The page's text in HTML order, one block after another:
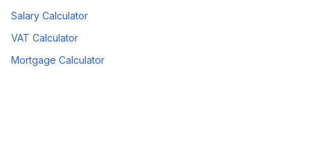
Salary Calculator
VAT Calculator
Mortgage Calculator